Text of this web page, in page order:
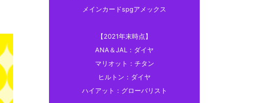
メインカードspgアメックス
【2021年末時点】
ANA＆JAL：ダイヤ
マリオット：チタン
ヒルトン：ダイヤ
ハイアット：グローバリスト